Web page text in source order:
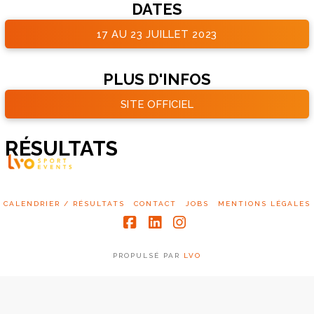
DATES
17 AU 23 JUILLET 2023
PLUS D'INFOS
SITE OFFICIEL
RÉSULTATS
CALENDRIER / RÉSULTATS CONTACT JOBS MENTIONS LÉGALES
PROPULSÉ PAR LVO